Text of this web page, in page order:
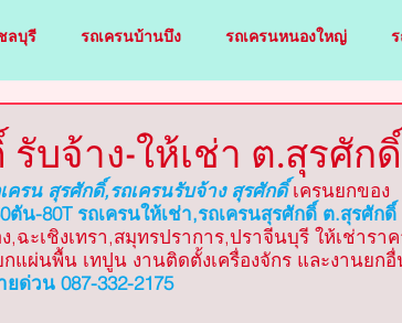
ลบุรี รถเครนบ้านบึง รถเครนหนองใหญ่
รถเครนสัตหีบ รถเครนเกาะจันท
รถเครนนิคมพัฒนา รถเครนบ้านฉาง รถเครน
บจ้าง-ให้เช่า ต.สุรศักดิ์
ครน สุรศักดิ์,รถเครนรับจ้าง สุรศักดิ์ เครนยกของ
น-80T รถเครนให้เช่า,รถเครนสุรศักดิ์ ต.สุรศัก
,ฉะเชิงเทรา,สมุทรปราการ,ปราจีนบุรี ให้เช่ารา
กแผ่นพื้น เทปูน งานติดตั้งเครื่องจักร และงานยก
ยด่วน 087-332-2175